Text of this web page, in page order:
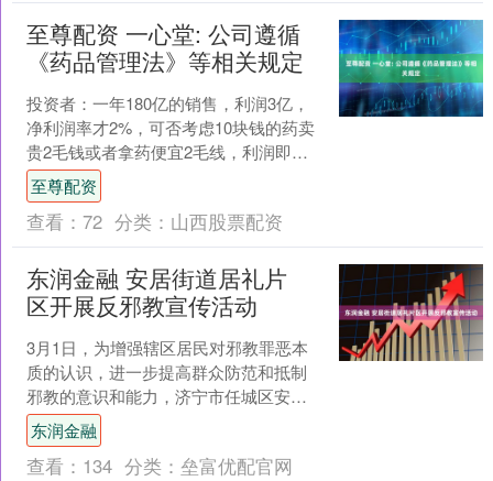
至尊配资 一心堂: 公司遵循
《药品管理法》等相关规定
投资者：一年180亿的销售，利润3亿，
净利润率才2%，可否考虑10块钱的药卖
贵2毛钱或者拿药便宜2毛线，利润即可
翻倍 一心堂董秘：您好，感谢您对公司
的关注。公司....
至尊配资
查看： 72 分类： 山西股票配资
东润金融 安居街道居礼片
区开展反邪教宣传活动
3月1日，为增强辖区居民对邪教罪恶本
质的认识，进一步提高群众防范和抵制
邪教的意识和能力，济宁市任城区安居
街道居礼片区组织网格员开展反邪教宣
传活动。 活动中，网格....
东润金融
查看： 134 分类： 垒富优配官网